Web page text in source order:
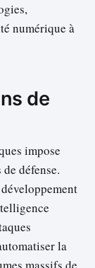
numérique à
de
impose
défense.
la